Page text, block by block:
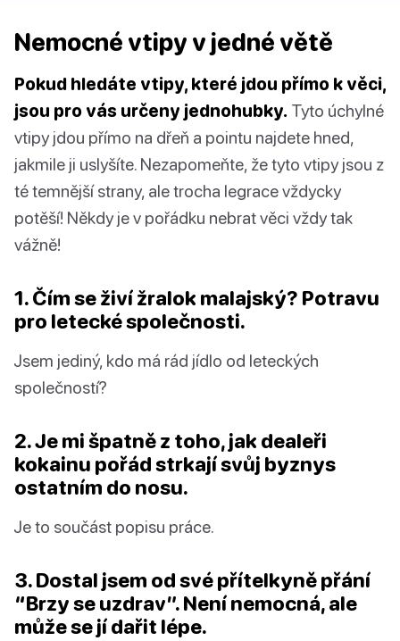
Nemocné vtipy v jedné větě
Pokud hledáte vtipy, které jdou přímo k věci,
jsou pro vás určeny jednohubky. Tyto úchylné
vtipy jdou přímo na dřeň a pointu najdete hned,
jakmile ji uslyšíte. Nezapomeňte, že tyto vtipy jsou z
té temnější strany, ale trocha legrace vždycky
potěší! Někdy je v pořádku nebrat věci vždy tak
vážně!
1. Čím se živí žralok malajský? Potravu
pro letecké společnosti.
Jsem jediný, kdo má rád jídlo od leteckých
společností?
2. Je mi špatně z toho, jak dealeři
kokainu pořád strkají svůj byznys
ostatním do nosu.
Je to součást popisu práce.
3. Dostal jsem od své přítelkyně přání
“Brzy se uzdrav”. Není nemocná, ale
může se jí dařit lépe.